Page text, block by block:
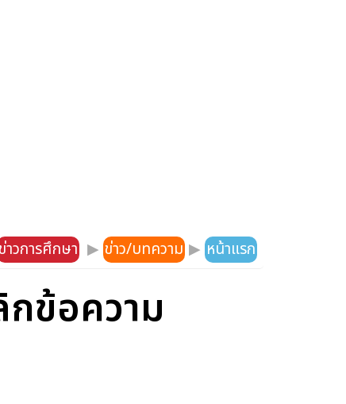
าวการศึกษา ▶ ข่าว/บทความ ▶ หน้าแรก
ข้อความ